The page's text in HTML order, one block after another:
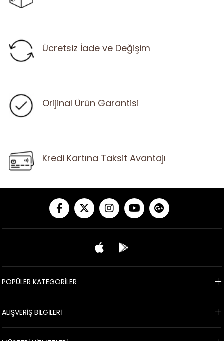
Ücretsiz İade ve Değişim
Orijinal Ürün Garantisi
Kredi Kartına Taksit Avantajı
POPÜLER KATEGORİLER
ALIŞVERİŞ BİLGİLERİ